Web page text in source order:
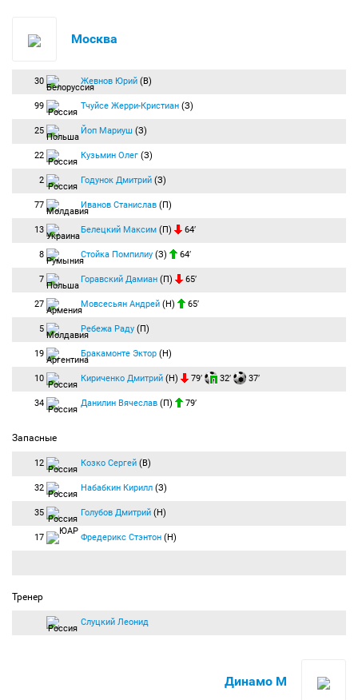
Москва
30 Жевнов Юрий (В)
99 Тчуйсе Жерри-Кристиан (З)
25 Йоп Мариуш (З)
22 Кузьмин Олег (З)
2 Годунок Дмитрий (З)
77 Иванов Станислав (П)
13 Белецкий Максим (П) 64′
8 Стойка Помпилиу (З) 64′
7 Горавский Дамиан (П) 65′
27 Мовсесьян Андрей (Н) 65′
5 Ребежа Раду (П)
19 Бракамонте Эктор (Н)
10 Кириченко Дмитрий (Н) 79′ 32′ 37′
34 Данилин Вячеслав (П) 79′
Запасные
12 Козко Сергей (В)
32 Набабкин Кирилл (З)
35 Голубов Дмитрий (Н)
17 Фредерикс Стэнтон (Н)
Тренер
Слуцкий Леонид
Динамо М